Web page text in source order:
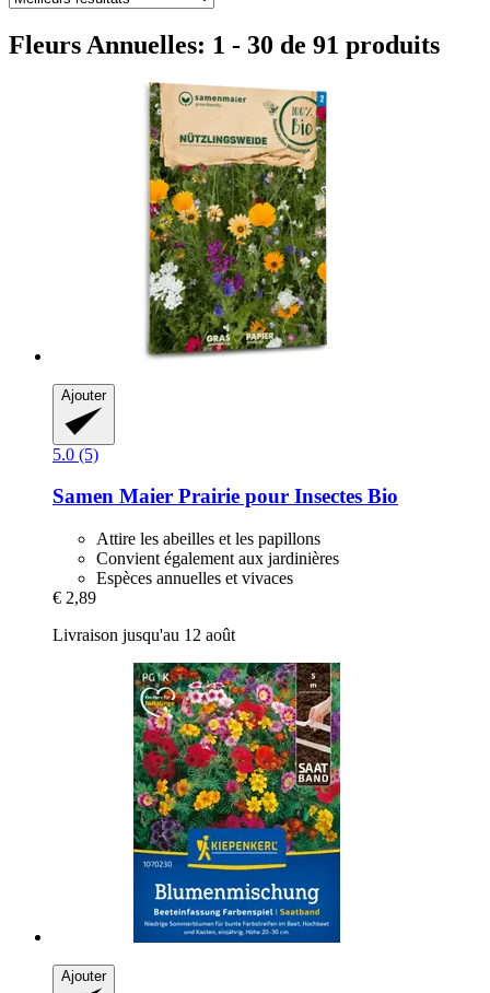
Fleurs Annuelles: 1 - 30 de 91 produits
Ajouter
5.0 (5)
Samen Maier Prairie pour Insectes Bio
Attire les abeilles et les papillons
Convient également aux jardinières
Espèces annuelles et vivaces
€ 2,89
Livraison jusqu'au 12 août
Ajouter